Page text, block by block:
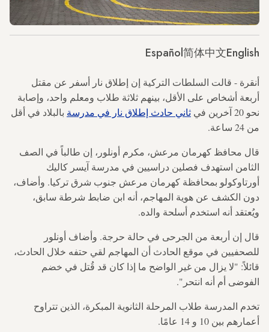
English
简体中文
Español
أنقرة - قالت السلطات التركية إن إطلاق نار أسفر عن مقتل
أربعة أشخاص على الأقل، بينهم ثلاثة طلاب ومعلم واحد، وإصابة
نحو 20 آخرين في
ثاني حادث إطلاق نار في مدرسة بالبلاد في أقل
من 24 ساعة.
قال محافظ كهرمان مرعش، مكرم أونلور، إن طالباً في الصف
الثامن استهدف فصلين دراسيين في مدرسة آيسر كاليك
أورتاوكولو بمحافظة كهرمان مرعش جنوب شرق تركيا. وأضاف،
دون الكشف عن هوية المهاجم، أنه ابن ضابط شرطة سابق،
ويُعتقد أنه استخدم أسلحة والده.
قال إن أربعة من الجرحى في حالة حرجة. وأضاف أونلور
للصحفيين في موقع الحادث أن المهاجم لقي حتفه خلال الحادث،
قائلاً: "لا يزال من غير الواضح ما إذا كان قد قُتل في خضم
الفوضى أم أنه انتحر".
تخدم المدرسة طلاب المرحلة الثانوية المبكرة، الذين تتراوح
أعمارهم بين 10 و 14 عامًا.